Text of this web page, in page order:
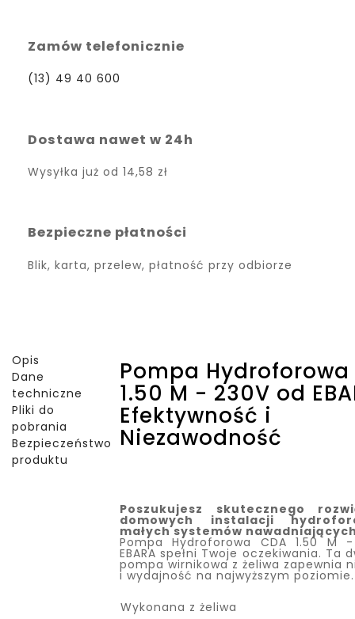
Zamów telefonicznie
(13) 49 40 600
Dostawa nawet w 24h
Wysyłka już od 14,58 zł
Bezpieczne płatności
Blik, karta, przelew, płatność przy odbiorze
Opis
Dane
techniczne
Pliki do
pobrania
Bezpieczeństwo
produktu
Pompa Hydroforowa
1.50 M - 230V od
Efektywność i
Niezawodność
Poszukujesz skutecznego
domowych instalacji
małych systemów
Pompa Hydroforowa CDA 1.50 M
EBARA spełni Twoje oczekiwania. Ta
pompa wirnikowa z żeliwa zapewnia
i wydajność na najwyższym poziomie.
Wykonana z żeliwa